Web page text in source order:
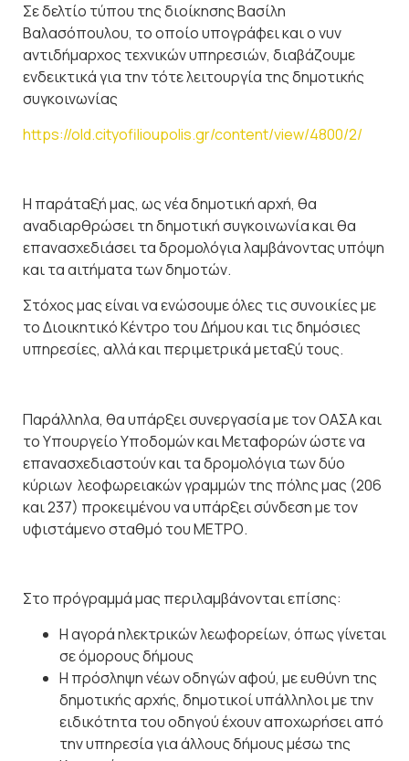
Σε δελτίο τύπου της διοίκησης Βασίλη
Βαλασόπουλου, το οποίο υπογράφει και ο νυν
αντιδήμαρχος τεχνικών υπηρεσιών, διαβάζουμε
ενδεικτικά για την τότε λειτουργία της δημοτικής
συγκοινωνίας
https://old.cityofilioupolis.gr/content/view/4800/2/
Η παράταξή μας, ως νέα δημοτική αρχή, θα
αναδιαρθρώσει τη δημοτική συγκοινωνία και θα
επανασχεδιάσει τα δρομολόγια λαμβάνοντας υπόψη
και τα αιτήματα των δημοτών.
Στόχος μας είναι να ενώσουμε όλες τις συνοικίες με
το Διοικητικό Κέντρο του Δήμου και τις δημόσιες
υπηρεσίες, αλλά και περιμετρικά μεταξύ τους.
Παράλληλα, θα υπάρξει συνεργασία με τον ΟΑΣΑ και
το Υπουργείο Υποδομών και Μεταφορών ώστε να
επανασχεδιαστούν και τα δρομολόγια των δύο
κύριων λεοφωρειακών γραμμών της πόλης μας (206
και 237) προκειμένου να υπάρξει σύνδεση με τον
υφιστάμενο σταθμό του ΜΕΤΡΟ.
Στο πρόγραμμά μας περιλαμβάνονται επίσης:
Η αγορά ηλεκτρικών λεωφορείων, όπως γίνεται
σε όμορους δήμους
Η πρόσληψη νέων οδηγών αφού, με ευθύνη της
δημοτικής αρχής, δημοτικοί υπάλληλοι με την
ειδικότητα του οδηγού έχουν αποχωρήσει από
την υπηρεσία για άλλους δήμους μέσω της